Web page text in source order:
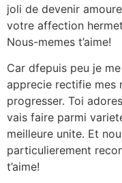
joli de devenir
votre affection
Nous-memes t’aime!
Car dfepuis peu je
apprecie rectifie mes
progresser. Toi
vais faire parmi
meilleure unite. Et
particulierement
t’aime!